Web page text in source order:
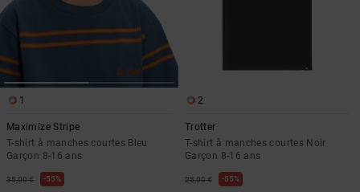
1
Maximize Stripe
T-shirt à manches courtes Bleu
Garçon 8-16 ans
35,00 € 55%
2
Trotter
T-shirt à manches courtes Noir
Garçon 8-16 ans
25,00 € 55%